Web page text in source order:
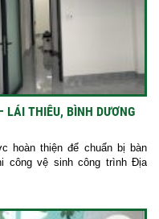
LÁI THIÊU, BÌNH DƯƠNG
hoàn thiện để chuẩn bị bàn
công vệ sinh công trình Địa